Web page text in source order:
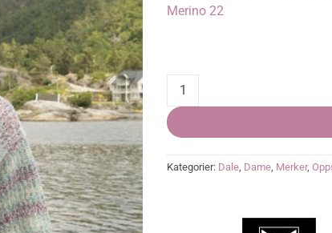
Merino 22
Lilibet Jakke, PDF quantity
Kategorier: Dale Dame Merker,